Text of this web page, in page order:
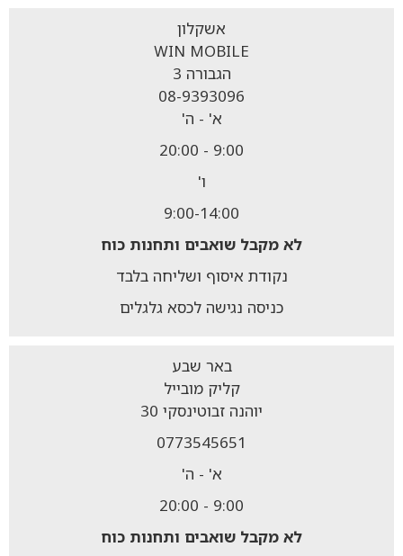
אשקלון
WIN MOBILE
הגבורה 3
08-9393096
א' - ה'
9:00 - 20:00
ו'
9:00-14:00
לא מקבל שואבים ותחנות כוח
נקודת איסוף ושליחה בלבד
כניסה נגישה לכסא גלגלים
באר שבע
קליק מובייל
יוהנה זבוטינסקי 30
0773545651
א' - ה'
9:00 - 20:00
לא מקבל שואבים ותחנות כוח